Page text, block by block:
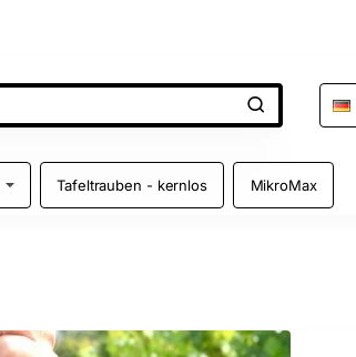
Tafeltrauben - kernlos MikroMax